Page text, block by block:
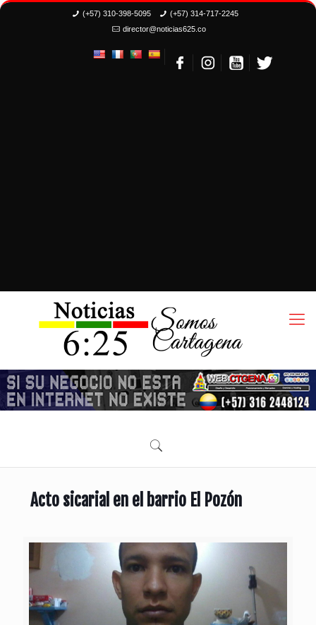
(+57) 310-398-5095
(+57) 314-717-2245
director@noticias625.co
Acto sicarial en el barrio El Pozón